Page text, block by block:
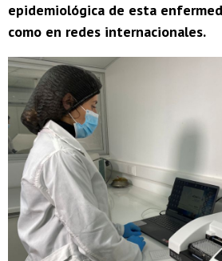
epidemiológica de esta
como en redes internacionales.